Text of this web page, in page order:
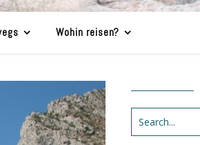
Wohin reisen?